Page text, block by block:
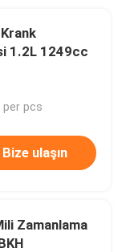
1.2L 1249cc
per pcs
Bize ulaşın
Zamanlama